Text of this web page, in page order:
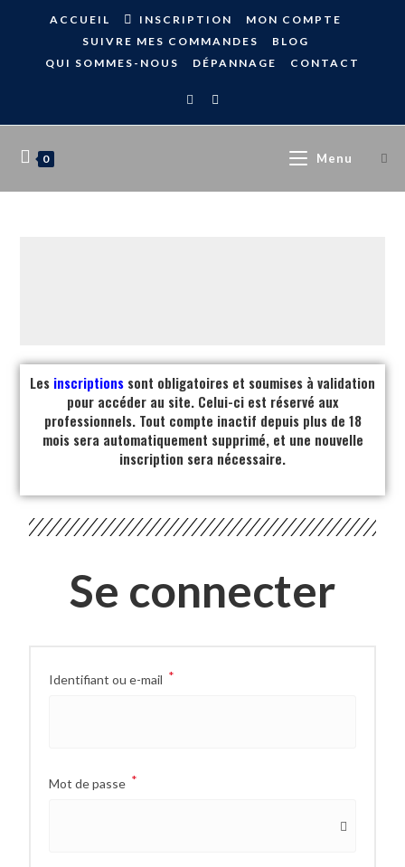
ACCUEIL INSCRIPTION
MON COMPTE
SUIVRE MES COMMANDES
BLOG
QUI SOMMES-NOUS
DÉPANNAGE CONTACT
0 Menu
Les inscriptions sont obligatoires et soumises à validation
pour accéder au site. Celui-ci est réservé aux
professionnels. Tout compte inactif depuis plus de 18
mois sera automatiquement supprimé, et une nouvelle
inscription sera nécessaire.
Se connecter
Identifiant ou e-mail *
Mot de passe *